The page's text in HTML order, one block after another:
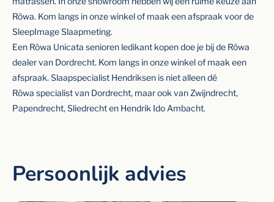
Röwa. Kom langs in onze winkel of maak een afspraak voor de
SleepImage Slaapmeting.
Een Röwa Unicata senioren ledikant kopen doe je bij de Röwa
dealer van Dordrecht. Kom langs in onze winkel of maak een
afspraak. Slaapspecialist Hendriksen is niet alleen dé
Röwa specialist van Dordrecht, maar ook van Zwijndrecht,
Papendrecht, Sliedrecht en Hendrik Ido Ambacht.
Persoonlijk advies